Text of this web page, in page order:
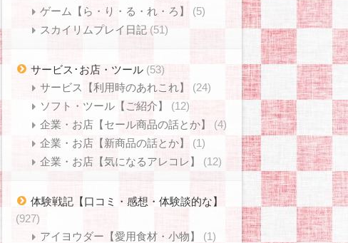
ゲーム【ら・り・る・れ・ろ】
(5)
スカイリムプレイ日記 (51)
サービス･お店・ツール (53)
サービス【利用時のあれこれ】
(24)
ソフト・ツール【ご紹介】
(12)
企業・お店【セール商品の話とか】
(4)
企業・お店【新商品の話とか】
(1)
企業・お店【気になるアレコレ】
(12)
体験戦記【口コミ・感想・体験談的な】
(927)
アイヨウダー【愛用食材・小物】
(1)